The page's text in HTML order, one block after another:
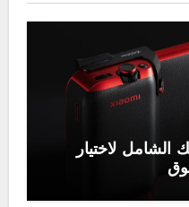
2025: دليلك الشامل لاختيار